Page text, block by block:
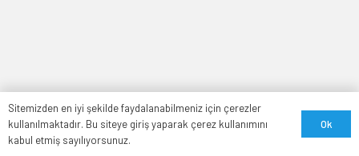
Sitemizden en iyi şekilde faydalanabilmeniz için çerezler
kullanılmaktadır. Bu siteye giriş yaparak çerez kullanımını
kabul etmiş sayılıyorsunuz.
Ok